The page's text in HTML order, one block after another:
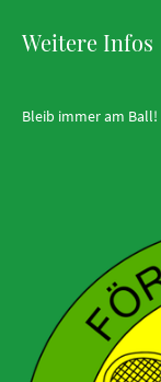
Weitere Infos
Bleib immer am Ball!